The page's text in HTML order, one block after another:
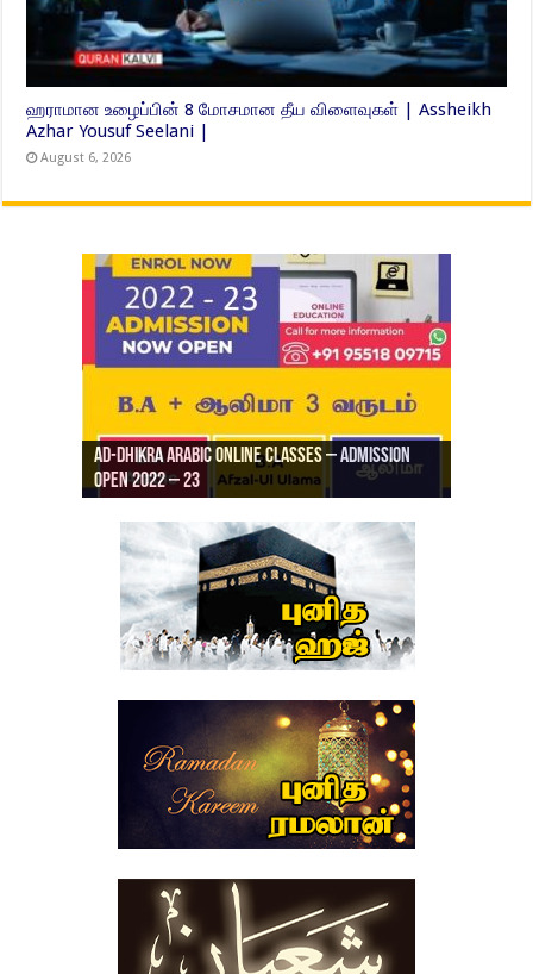
ஹராமான உழைப்பின் 8 மோசமான தீய விளைவுகள் | Assheikh
Azhar Yousuf Seelani |
August 6, 2026
Ad-Dhikra Arabic Online Classes – Admission
Open 2022 – 23
Ad-Dhikra Arabic Online Classes – BA Arabic
AD DHIKRA ARABIC COLLEGE ADMISSION
ரியாத் ஜும்ஆ தமிழாக்கம், Jamia Al Hajiri
Masjid (Kuwait Masjid), Malaz, Riyadh